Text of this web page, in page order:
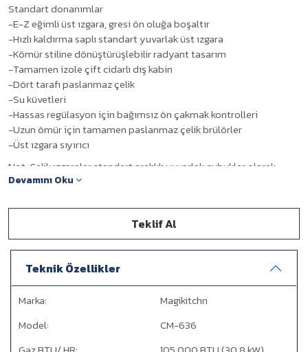
Standart donanımlar
-E-Z eğimli üst ızgara, gresi ön oluğa boşaltır
-Hızlı kaldırma saplı standart yuvarlak üst ızgara
-Kömür stiline dönüştürüşlebilir radyant tasarım
-Tamamen izole çift cidarlı dış kabin
-Dört tarafı paslanmaz çelik
-Su küvetleri
-Hassas regülasyon için bağımsız ön çakmak kontrolleri
-Uzun ömür için tamamen paslanmaz çelik brülörler
-Üst ızgara sıyırıcı
Not: Çelik ızgaralar standart aralıklı yuvarlak çubuklar olarak
standarttır.
Devamını Oku
Teklif Al
Teknik Özellikler
Marka:
Magikitchn
Model:
CM-636